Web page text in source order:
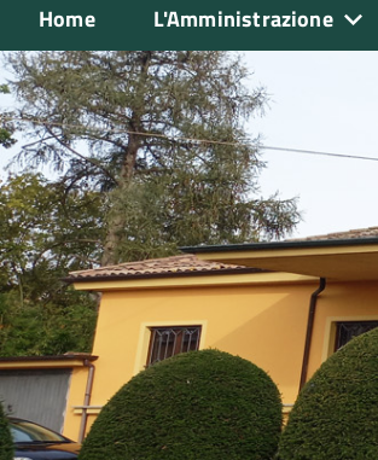
Home L'Amministrazione